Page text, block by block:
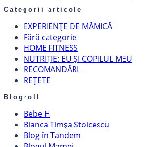
Categorii articole
EXPERIENȚE DE MĂMICĂ
Fără categorie
HOME FITNESS
NUTRIȚIE: EU ȘI COPILUL MEU
RECOMANDĂRI
REȚETE
Blogroll
Bebe H
Bianca Timșa Stoicescu
Blog în Tandem